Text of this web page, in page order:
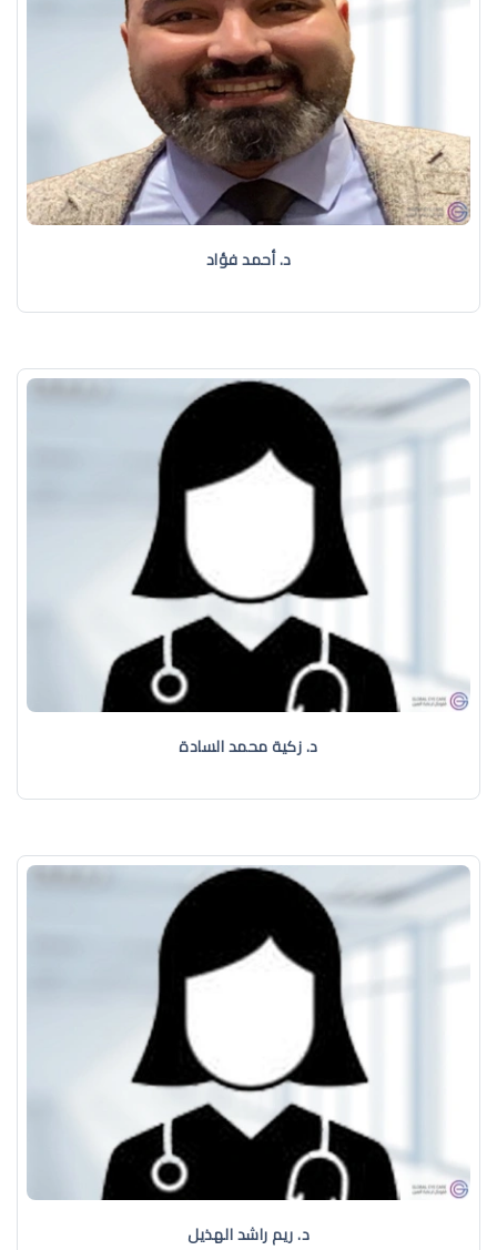
د. أحمد فؤاد
د. زكية محمد السادة
د. ريم راشد الهذيل